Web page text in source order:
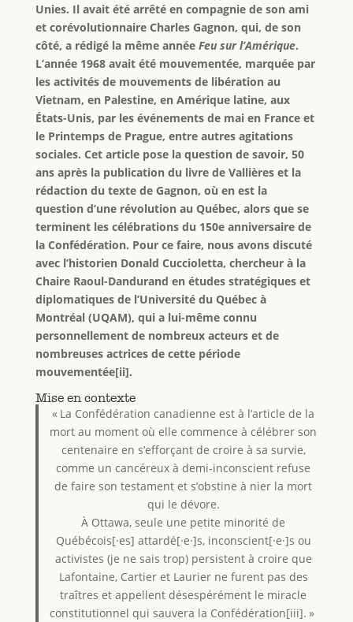
Unies. Il avait été arrêté en compagnie de son ami
et corévolutionnaire Charles Gagnon, qui, de son
côté, a rédigé la même annéeFeu sur l’Amérique.
L’année 1968 avait été mouvementée, marquée par
les activités de mouvements de libération au
Vietnam, en Palestine, en Amérique latine, aux
États-Unis, par les événements de mai en France et
le Printemps de Prague, entre autres agitations
sociales. Cet article pose la question de savoir, 50
ans après la publication du livre de Vallières et la
rédaction du texte de Gagnon, où en est la
question d’une révolution au Québec, alors que se
terminent les célébrations du 150e anniversaire de
la Confédération. Pour ce faire, nous avons discuté
avec l’historien Donald Cuccioletta, chercheur à la
Chaire Raoul-Dandurand en études stratégiques et
diplomatiques de l’Université du Québec à
Montréal (UQAM), qui a lui-même connu
personnellement de nombreux acteurs et de
nombreuses actrices de cette période
mouvementée[ii].
Mise en contexte
« La Confédération canadienne est à l’article de la
mort au moment où elle commence à célébrer son
centenaire en s’efforçant de croire à sa survie,
comme un cancéreux à demi-inconscient refuse
de faire son testament et s’obstine à nier la mort
qui le dévore.
À Ottawa, seule une petite minorité de
Québécois[·es] attardé[·e·]s, inconscient[·e·]s ou
activistes (je ne sais trop) persistent à croire que
Lafontaine, Cartier et Laurier ne furent pas des
traîtres et appellent désespérément le miracle
constitutionnel qui sauvera la Confédération[iii]. »